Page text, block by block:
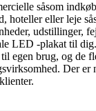
såsom
hoteller eller leje
udstillinger,
LED -plakat til
egen brug, og de
Der er